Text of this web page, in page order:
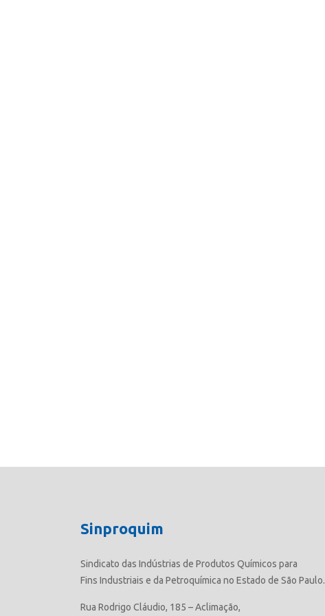
Sinproquim
Sindicato das Indústrias de Produtos Químicos para
Fins Industriais e da Petroquímica no Estado de São Paulo.
Rua Rodrigo Cláudio, 185 – Aclimação,